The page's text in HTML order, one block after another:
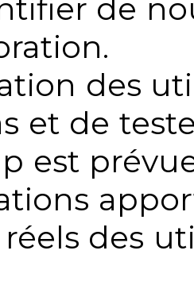
de
des
et de
est
des